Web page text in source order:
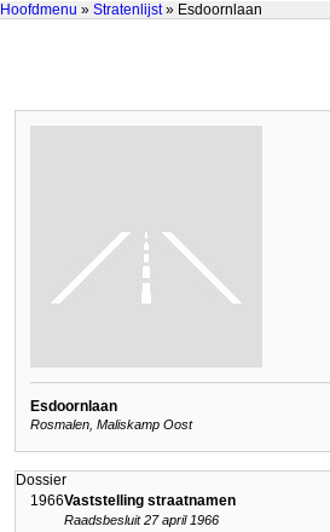
Hoofdmenu » Stratenlijst» Esdoornlaan
Esdoornlaan
Rosmalen, Maliskamp Oost
Dossier
1966Vaststelling straatnamen
Raadsbesluit 27 april 1966